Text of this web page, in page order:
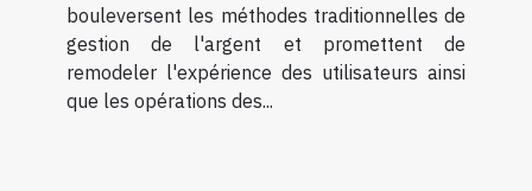
bouleversent les méthodes traditionnelles de
gestion de l'argent et promettent de
remodeler l'expérience des utilisateurs ainsi
que les opérations des...